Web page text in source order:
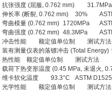
抗张强度 (屈服, 0.762 mm)
31.7MPa
伸长率 (断裂, 0.762 mm)
30%
弯曲模量 (0.762 mm) 1720MPa
弯曲强度 (0.762 mm) 48.3MPa
冲击性能
额定值单位制
测试方法
装有测量仪表的落镖冲击 (Total Energy)
热性能
额定值单位制
测试方法
载荷下热变形温度 (0.45 MPa, 未退火,
维卡软化温度
93.3°C
ASTM D1525
光学性能
额定值单位制
测试方法